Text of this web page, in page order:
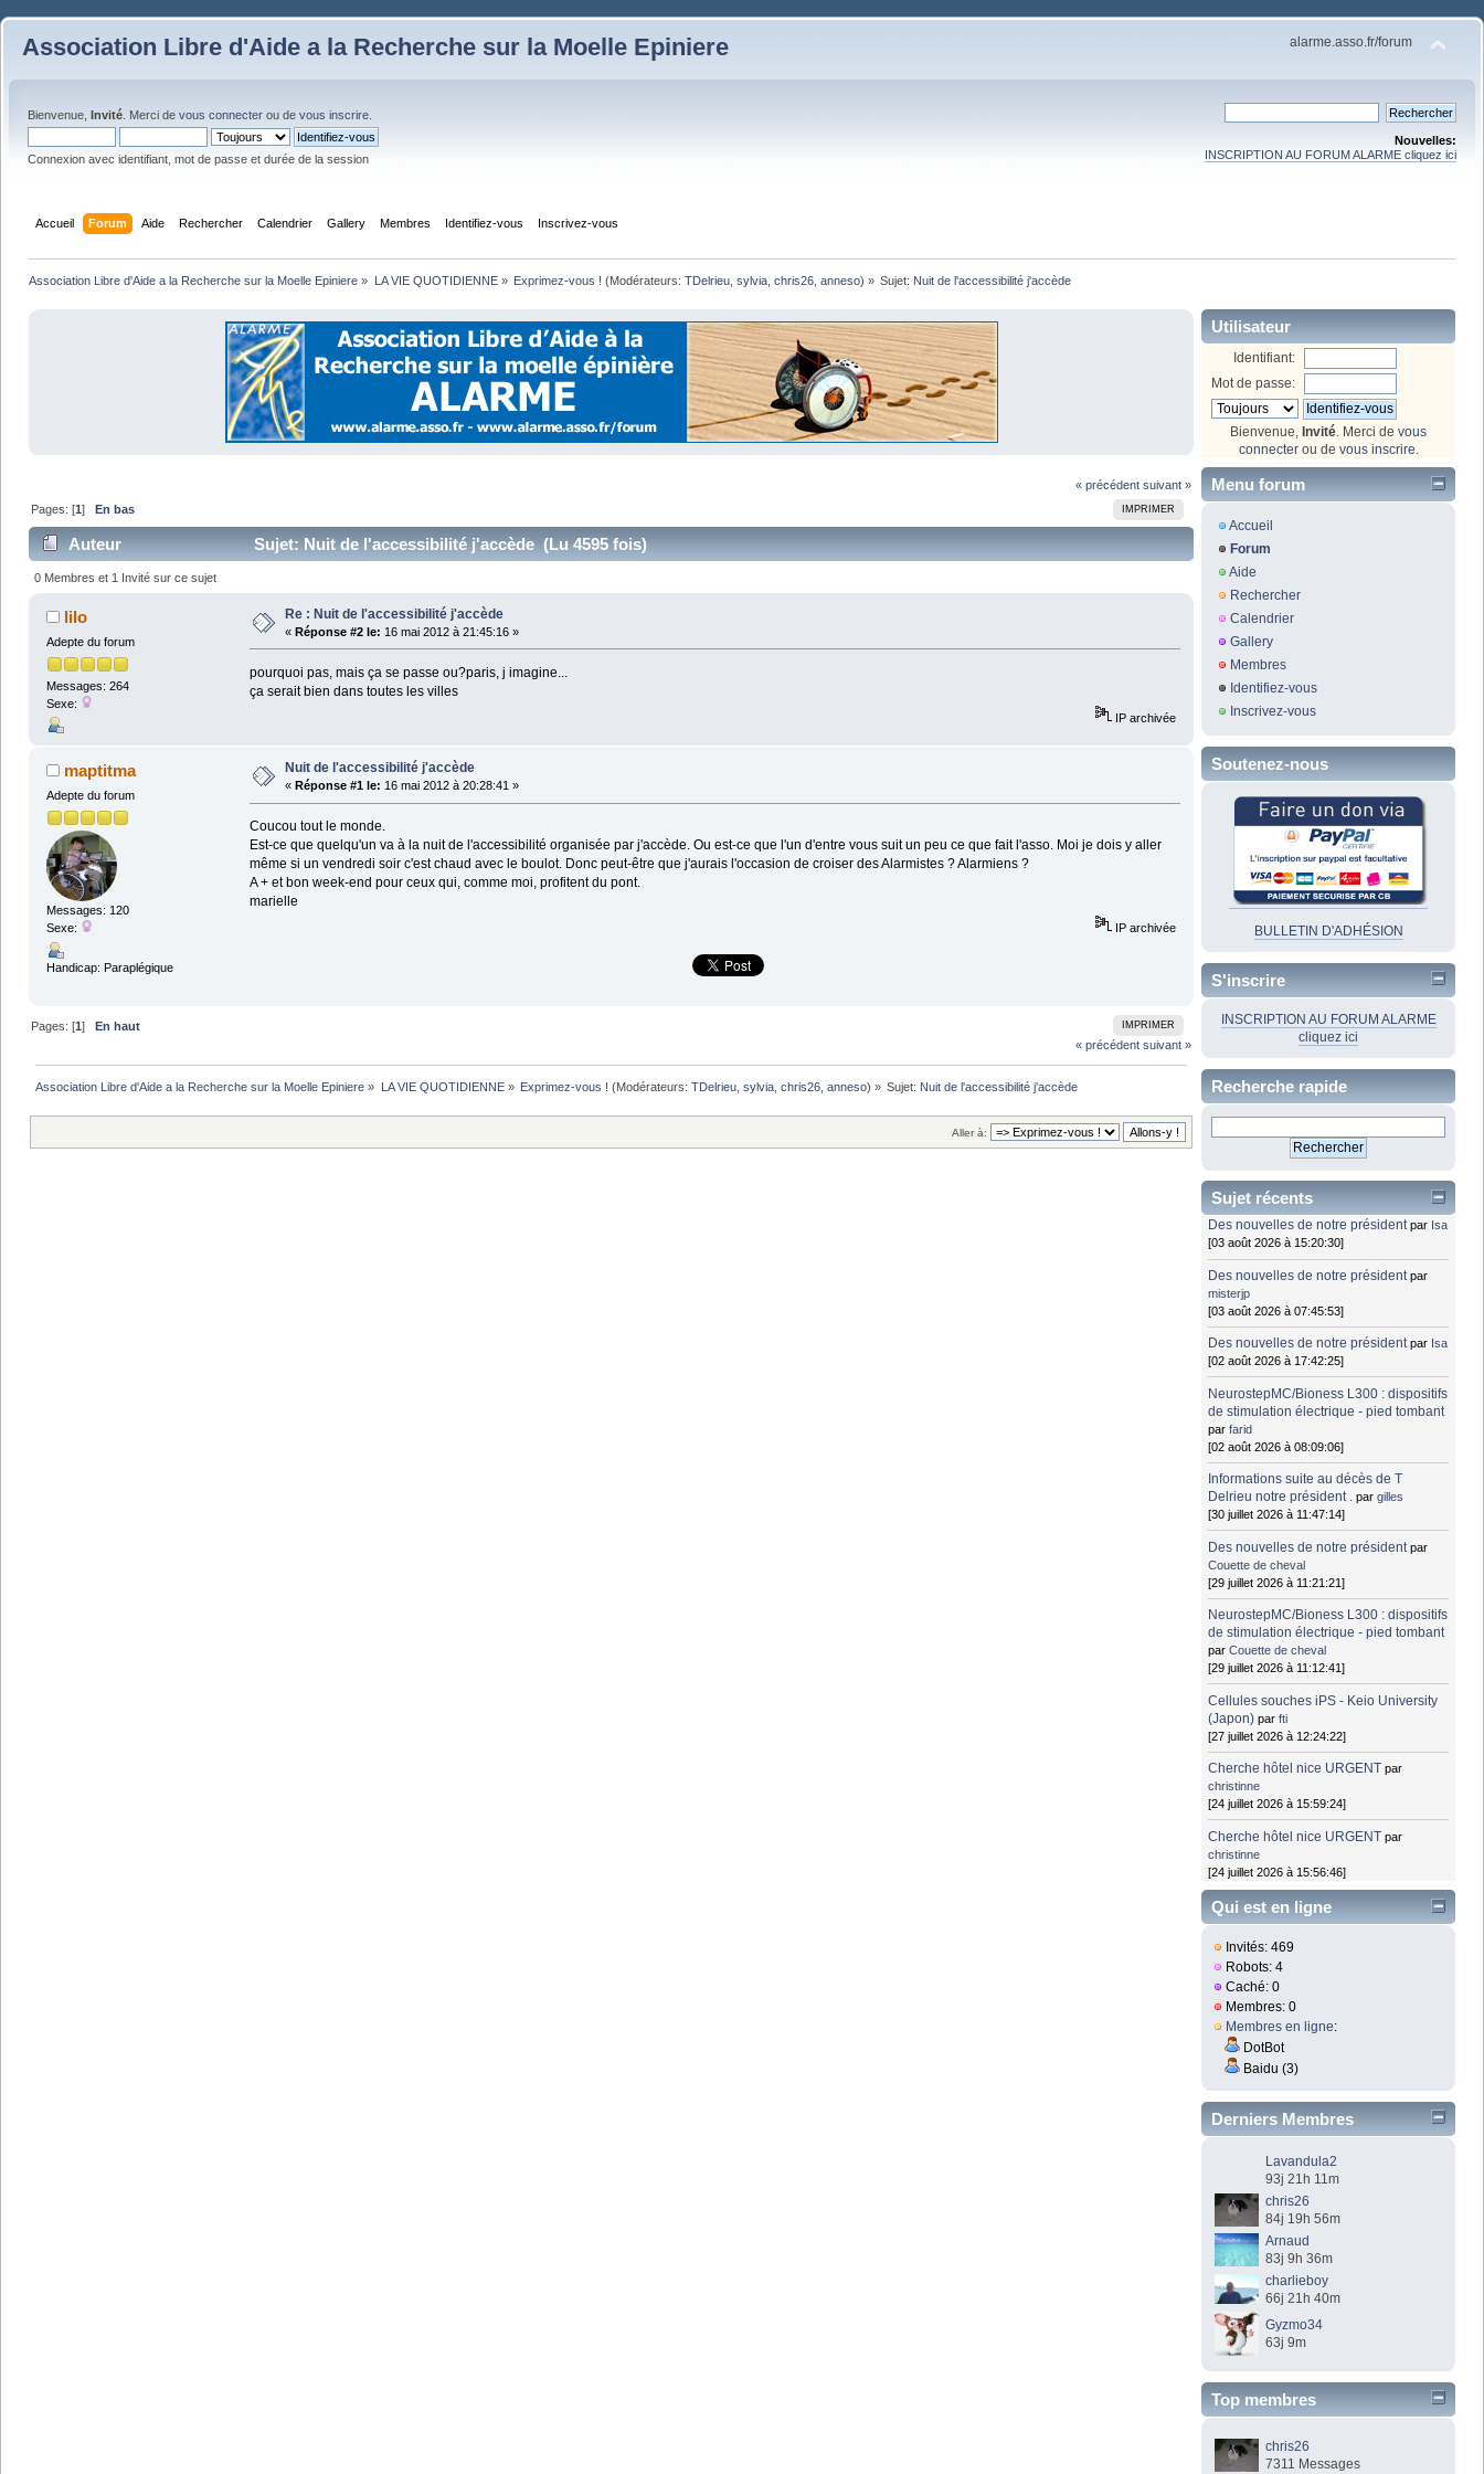
Association Libre d'Aide a la Recherche sur la Moelle Epiniere alarme.asso.fr/forum
Bienvenue, Invité . Merci de vous connecter ou de vous inscrire
Connexion avec identifiant, mot de passe et durée de la session
Nouvelles:
INSCRIPTION AU FORUM ALARME cliquez ici
Accueil Forum Aide Rechercher Calendrier Gallery Membres Identifiez-vous Inscrivez-vous
Association Libre d'Aide a la Recherche sur la Moelle Epiniere » LA VIE QUOTIDIENNE» Exprimez-vous ! (Modérateurs: TDelrieu, sylvia, chris26, anneso) » Sujet: Nuit de l'accessibilité j'accède
« précédent suivant »
IMPRIMER
Pages: [1] En bas
Auteur Sujet: Nuit de l'accessibilité j'accède (Lu 4595 fois)
0 Membres et 1 Invité sur ce sujet
lilo
Adepte du forum
Messages: 264
Sexe:
Re : Nuit de l'accessibilité j'accède
« Réponse #2 le: 16 mai 2012 à 21:45:16 »
pourquoi pas, mais ça se passe ou?paris, j imagine...
ça serait bien dans toutes les villes
IP archivée
maptitma
Adepte du forum
Messages: 120
Sexe:
Handicap: Paraplégique
Nuit de l'accessibilité j'accède
« Réponse #1 le: 16 mai 2012 à 20:28:41 »
Coucou tout le monde.
Est-ce que quelqu'un va à la nuit de l'accessibilité organisée par j'accède. Ou est-ce que l'un d'entre vous suit un peu ce que fait l'asso. Moi je dois y aller
même si un vendredi soir c'est chaud avec le boulot. Donc peut-être que j'aurais l'occasion de croiser des Alarmistes ? Alarmiens ?
A + et bon week-end pour ceux qui, comme moi, profitent du pont.
marielle
IP archivée
IMPRIMER
Pages: [1]
En haut
« précédent suivant »
Association Libre d'Aide a la Recherche sur la Moelle Epiniere » LA VIE QUOTIDIENNE» Exprimez-vous ! (Modérateurs: TDelrieu, sylvia, chris26, anneso) » Sujet: Nuit de l'accessibilité j'accède
Aller à:
Utilisateur
Identifiant:
Mot de passe:
Bienvenue, Invité . Merci de vous
connecterou de vous inscrire
Menu forum
Accueil
Forum
Aide
Rechercher
Calendrier
Gallery
Membres
Identifiez-vous
Inscrivez-vous
Soutenez-nous
BULLETIN D'ADHÉSION
S'inscrire
INSCRIPTION AU FORUM ALARME
cliquez ici
Recherche rapide
Sujet récents
Des nouvelles de notre président par Isa
[03 août 2026 à 15:20:30]
Des nouvelles de notre président par
misterjp
[03 août 2026 à 07:45:53]
Des nouvelles de notre président par Isa
[02 août 2026 à 17:42:25]
NeurostepMC/Bioness L300 : dispositifs
de stimulation électrique - pied tombant
parfarid
[02 août 2026 à 08:09:06]
Informations suite au décès de T
Delrieu notre président . pargilles
[30 juillet 2026 à 11:47:14]
Des nouvelles de notre président par
Couette de cheval
[29 juillet 2026 à 11:21:21]
NeurostepMC/Bioness L300 : dispositifs
de stimulation électrique - pied tombant
parCouette de cheval
[29 juillet 2026 à 11:12:41]
Cellules souches iPS - Keio University
(Japon) parfti
[27 juillet 2026 à 12:24:22]
Cherche hôtel nice URGENT par
christinne
[24 juillet 2026 à 15:59:24]
Cherche hôtel nice URGENT par
christinne
[24 juillet 2026 à 15:56:46]
Qui est en ligne
Invités: 469
Robots: 4
Caché: 0
Membres: 0
Membres en ligne:
DotBot
Baidu (3)
Derniers Membres
Lavandula2
93j 21h 11m
chris26
84j 19h 56m
Arnaud
83j 9h 36m
charlieboy
66j 21h 40m
Gyzmo34
63j 9m
Top membres
chris26
7311 Messages